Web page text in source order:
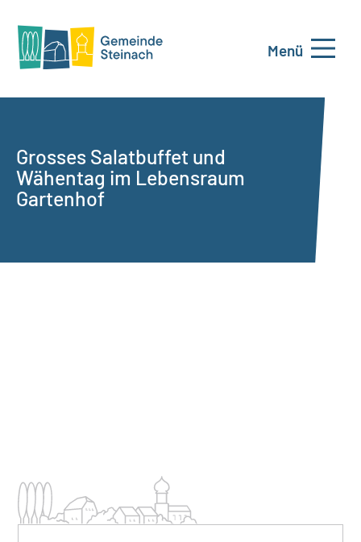
Menü
Grosses Salatbuffet und
Wähentag im Lebensraum
Gartenhof